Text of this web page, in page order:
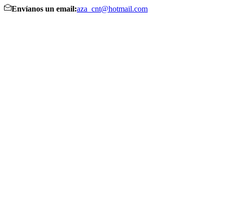
Envíanos un email:aza_cnt@hotmail.com